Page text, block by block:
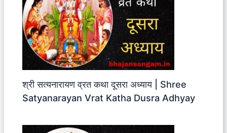
श्री सत्यनारायण व्रत कथा दूसरा अध्याय | Shree
Satyanarayan Vrat Katha Dusra Adhyay